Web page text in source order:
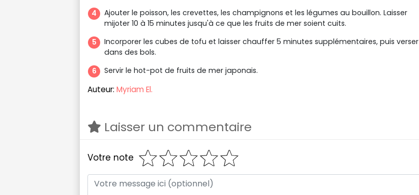
Ajouter le poisson, les crevettes, les champignons et les légumes au bouillon. Laisser
mijoter 10 à 15 minutes jusqu'à ce que les fruits de mer soient cuits.
Incorporer les cubes de tofu et laisser chauffer 5 minutes supplémentaires, puis verser
dans des bols.
Servir le hot-pot de fruits de mer japonais.
Auteur: Myriam El.
Laisser un commentaire
Votre note